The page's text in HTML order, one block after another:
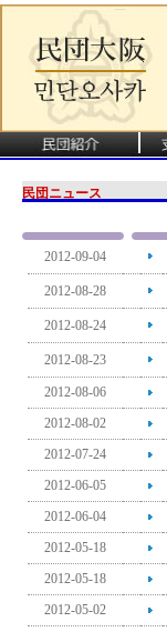
民団ニュース
2012-09-04
2012-08-28
2012-08-24
2012-08-23
2012-08-06
2012-08-02
2012-07-24
2012-06-05
2012-06-04
2012-05-18
2012-05-18
2012-05-02